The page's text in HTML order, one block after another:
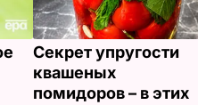
Секрет упругости
квашеных